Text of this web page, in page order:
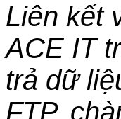
Liên kết
ACE IT
trả dữ
FTP,